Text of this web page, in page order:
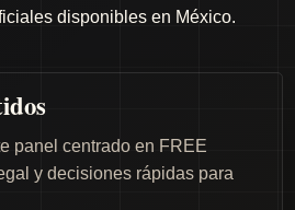
disponibles en México.
panel centrado en FREE
y decisiones rápidas para